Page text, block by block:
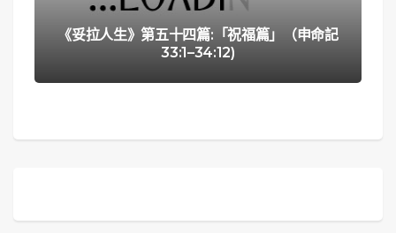
《妥拉人生》第五十四篇:「祝福篇」（申命記
33:1–34:12)